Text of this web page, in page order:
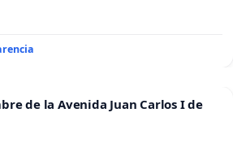
de la Avenida Juan Carlos I de